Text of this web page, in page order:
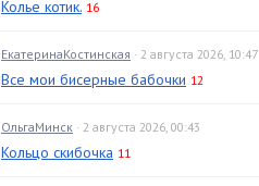
Колье котик. 16
ЕкатеринаКостинская · 2 августа 2026, 10:47
Все мои бисерные бабочки 12
ОльгаМинск · 2 августа 2026, 00:43
Кольцо скибочка 11